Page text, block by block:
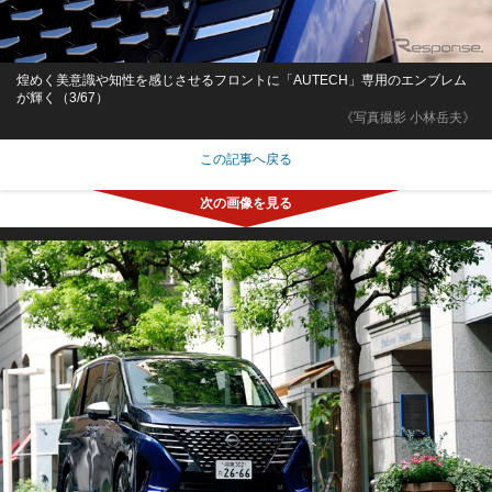
《写真撮影 小林岳夫》
煌めく美意識や知性を感じさせるフロントに「AUTECH」専用のエンブレム
が輝く（3/67）
この記事へ戻る